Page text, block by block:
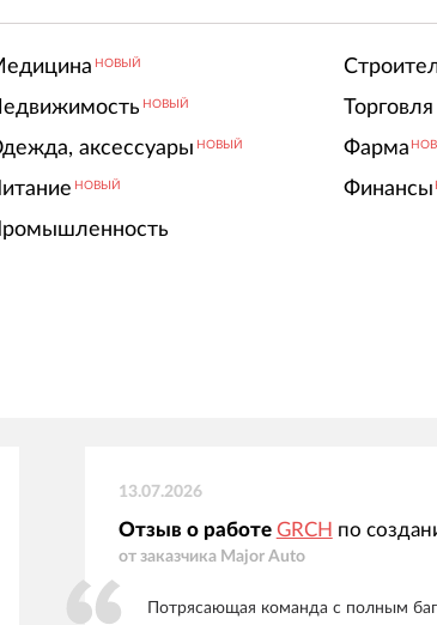
НОВЫЙ
НОВЫЙ
аксессуары НОВЫЙ
НОВЫЙ
Торговля
Фарма
Финансы
13.07.2026
Отзыв о работе GRCH по
от заказчика Major Auto
Потрясающая команда с полным